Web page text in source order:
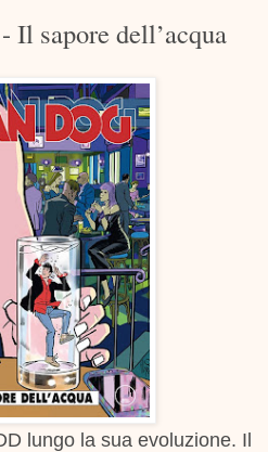
sapore dell’acqua
lungo la sua evoluzione. Il